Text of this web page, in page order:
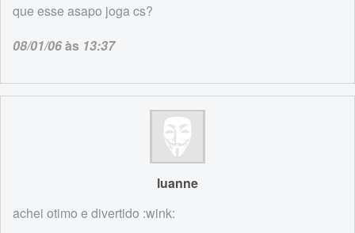
que esse asapo joga cs?
08/01/06às 13:37
luanne
achei otimo e divertido :wink: